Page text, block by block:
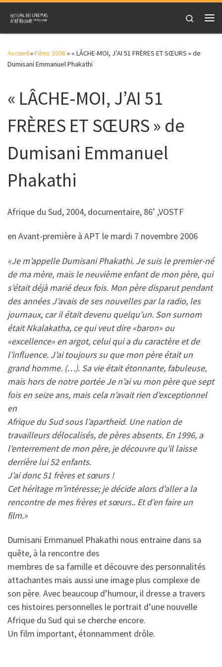
Skip to content
Search
Accueil»Films 2006» « LÂCHE-MOI, J’AI 51 FRÈRES ET SŒURS » de
Dumisani Emmanuel Phakathi
« LÂCHE-MOI, J’AI 51
FRÈRES ET SŒURS » de
Dumisani Emmanuel
Phakathi
Afrique du Sud, 2004, documentaire, 86’ ,VOSTF
en Avant-première à APT le mardi 7 novembre 2006
«Je m’appelle Dumisani Phakathi. Je suis le premier-né
de ma mère, mais le neuvième enfant de mon père, qui
s’était déjà marié deux fois. Mon père disparut pendant
des années J’avais de ses nouvelles par la radio, les
journaux, car il était devenu quelqu’un. Son surnom
était Nkalakatha, ce qui veut dire «baron» ou
«excellence» en argot, celui qui a du caractère et de
l’influence. J’ai toujours su que mon père était un
grand homme. (…). Sa vie était étonnante, fabuleuse,
mais hors de notre portée Je n’ai vu mon père que sept
fois en seize ans, mais cela n’avait rien d’exceptionnel
en
Afrique du Sud sous l’apartheid. Une nation de
travailleurs délocalisés, de pères absents. En 1996, a
l’enterrement de mon père, je découvre qu’il laisse
derrière lui 52 enfants.
J’ai donc 51 frères et sœurs !
Cet héritage m’intéresse; je décide alors d’aller a la
rencontre de mes frères et sœurs.. Et d’en faire un
film.»
Dumisani Emmanuel Phakathi nous entraine dans sa
quête, à la rencontre des
membres de sa famille et découvre des personnalités
attachantes mais aussi une image plus complexe de
son père. Avec beaucoup d’humour, il dresse a travers
ces histoires personnelles le portrait d’une nouvelle
Afrique du Sud qui se cherche encore.
Un film important, étonnamment drôle.